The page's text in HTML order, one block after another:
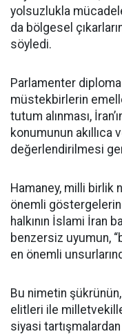
yolsuzlukla
da bölgesel
söyledi.
Parlamenter
müstekbirlerin
tutum alınması,
konumunun akıllıca
değerlendirilmesi
Hamaney, milli birlik
önemli
halkının İslami İran
benzersiz uyumun,
en önemli
Bu nimetin
elitleri ile
siyasi